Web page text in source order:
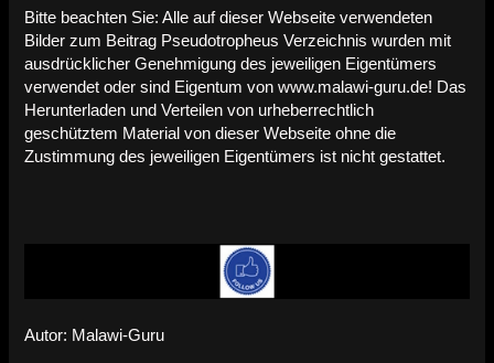
Bitte beachten Sie: Alle auf dieser Webseite verwendeten
Bilder zum Beitrag Pseudotropheus Verzeichnis wurden mit
ausdrücklicher Genehmigung des jeweiligen Eigentümers
verwendet oder sind Eigentum von www.malawi-guru.de! Das
Herunterladen und Verteilen von urheberrechtlich
geschütztem Material von dieser Webseite ohne die
Zustimmung des jeweiligen Eigentümers ist nicht gestattet.
Autor: Malawi-Guru